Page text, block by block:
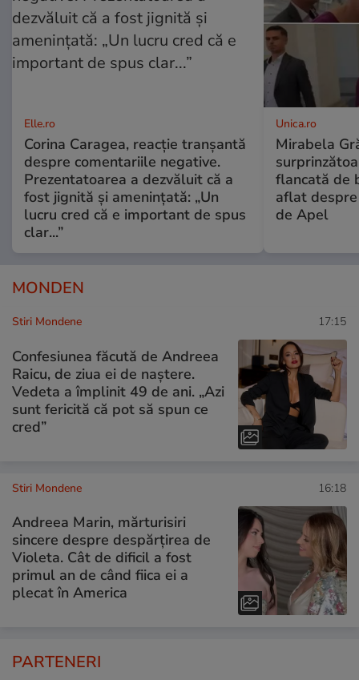
Elle.ro
Corina Caragea, reacție tranșantă
despre comentariile negative.
Prezentatoarea a dezvăluit că a
fost jignită și amenințată: „Un
lucru cred că e important de spus
clar...”
Unica.ro
Mirabela
flancată de
aflat
de Apel
MONDEN
Stiri Mondene 17:15
Confesiunea făcută de Andreea
Raicu, de ziua ei de naștere.
Vedeta a împlinit 49 de ani. „Azi
sunt fericită că pot să spun ce
cred”
Stiri Mondene 16:18
Andreea Marin, mărturisiri
sincere despre despărțirea de
Violeta. Cât de dificil a fost
primul an de când fiica ei a
plecat în America
PARTENERI